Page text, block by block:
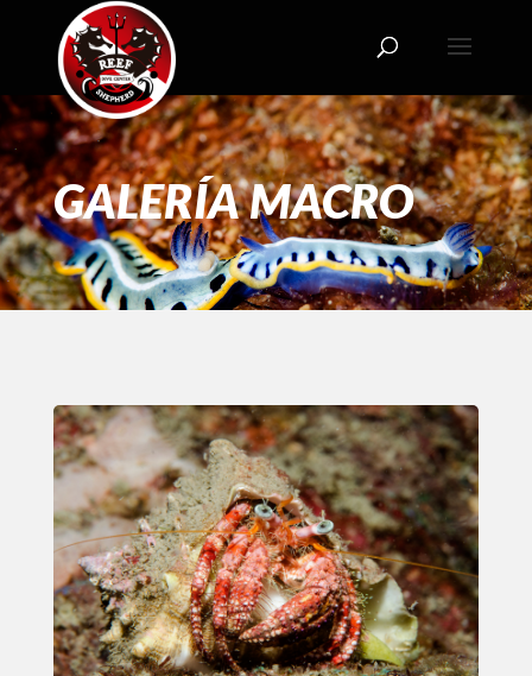
GALERÍA MACRO